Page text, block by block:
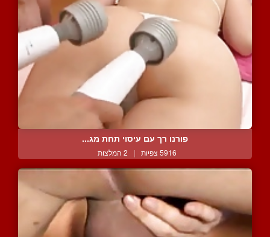
פורנו רך עם עיסוי תחת מג...
5916 צפיות | 2 המלצות